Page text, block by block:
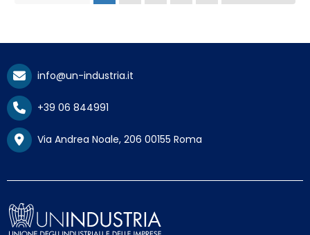
info@un-industria.it
+39 06 844991
Via Andrea Noale, 206 00155 Roma